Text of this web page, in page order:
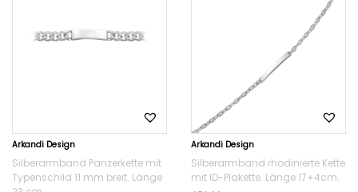
Arkandi Design
Silberarmband Panzerkette mit
Typenschild 11 mm breit. Länge
Arkandi Design
Silberarmband rhodinierte Kette
mit ID-Plakette. Länge 17+4cm.